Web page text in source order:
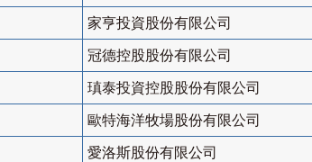
家亨投資股份有限公司
冠德控股股份有限公司
瑱泰投資控股股份有限公司
歐特海洋牧場股份有限公司
愛洛斯股份有限公司